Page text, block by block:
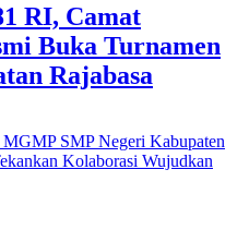
RI, Camat
Buka Turnamen
Rajabasa